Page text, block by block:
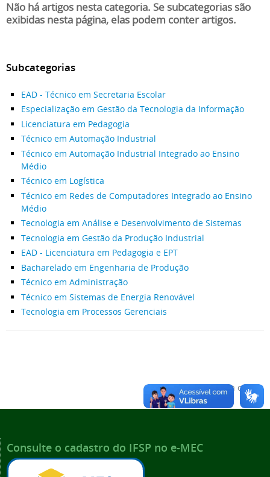
Não há artigos nesta categoria. Se subcategorias são
exibidas nesta página, elas podem conter artigos.
Subcategorias
EAD - Técnico em Secretaria Escolar
Especialização em Gestão da Tecnologia da Informação
Licenciatura em Pedagogia
Técnico em Automação Industrial
Técnico em Automação Industrial Integrado ao Ensino
Médio
Técnico em Logística
Técnico em Redes de Computadores Integrado ao Ensino
Médio
Tecnologia em Análise e Desenvolvimento de Sistemas
Tecnologia em Gestão da Produção Industrial
EAD - Licenciatura em Pedagogia e EPT
Bacharelado em Engenharia de Produção
Técnico em Administração
Técnico em Sistemas de Energia Renovável
Tecnologia em Processos Gerenciais
Voltar para o topo
Consulte o cadastro do IFSP no e-MEC